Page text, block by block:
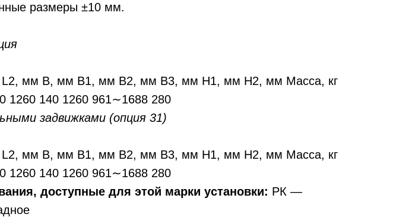
размеры ±10 мм.
мм B, мм B1, мм B2, мм B3, мм H1, мм H2, мм Масса, кг
1260 140 1260 961∼1688 280
задвижками (опция 31)
мм B, мм B1, мм B2, мм B3, мм H1, мм H2, мм Масса, кг
1260 140 1260 961∼1688 280
доступные для этой марки установки: РК —